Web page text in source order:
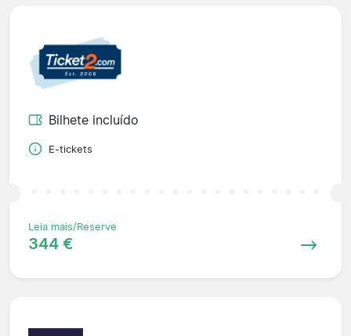
Bilhete incluído
E-tickets
Leia mais/Reserve
344 €